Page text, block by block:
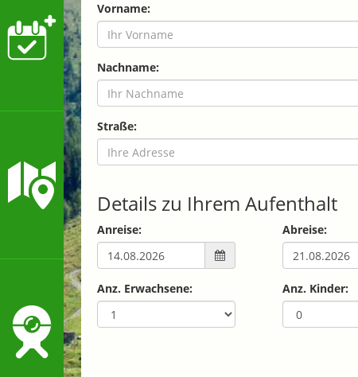
Vorname:
Nachname:
Straße:
Details zu Ihrem Aufenthalt
Anreise: Abreise:
Anz. Erwachsene: Anz. Kinder: